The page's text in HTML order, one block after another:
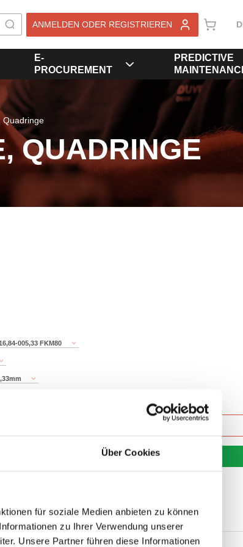
Über Cookies
für soziale Medien anbieten zu können
zu Ihrer Verwendung unserer
Unsere Partner führen diese Informationen
ANMELDEN ODER REGISTRIEREN
E-
PROCUREMENT
PREDICTIVE
Quadringe
QUADRINGE
005,33 FKM80